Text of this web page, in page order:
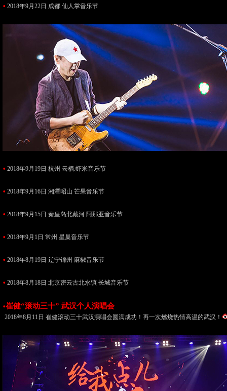
• 2018年9月22日 成都 仙人掌音乐节
• 2018年9月19日 杭州 云栖.虾米音乐节
• 2018年9月16日 湘潭昭山 芒果音乐节
• 2018年9月15日 秦皇岛北戴河 阿那亚音乐节
• 2018年9月1日 常州 星巢音乐节
• 2018年8月19日 辽宁锦州 麻椒音乐节
• 2018年8月18日 北京密云古北水镇 长城音乐节
•崔健“滚动三十” 武汉个人演唱会
2018年8月11日 崔健滚动三十武汉演唱会圆满成功！再一次燃烧热情高温的武汉！